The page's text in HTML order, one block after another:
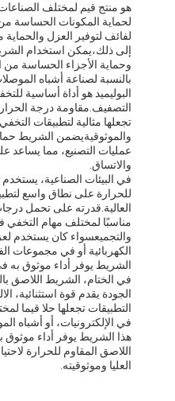
لحماية المكونات الحساسة
لفائف لتوفير العزل والحماية
إلى ذلك،يمكن استخدام
وحماية الأجزاء الحساسة من
بالنسبة لصناعة أشباه
البوليميد هو أداة أساسية
التصفيف.مقاومة درجة
تجعلها مثالية لتطبيقات
والموثوقيةيضمن الشريط
عمليات التصنيع، مما يساعد
والاتساق.
في البيئات الصناعية،
للحرارة على نطاق واسع
العالية.قدرته على تحمل
مناسبًا لمختلف مهام التخفي
والتجميعسواء كان يستخدم
الكهربائية أو في مجموعات
الشريط يوفر أداء موثوق به في
في الختام، الشريط اللاصق
الجودة يقدم قوة
التطبيقات تجعلها حلا قيما
في الإلكترونيات، أو أشباه
هذا الشريط يوفر أداء موثوق
اللاصق المقاوم للحرارة
العليا وموثوقيته.